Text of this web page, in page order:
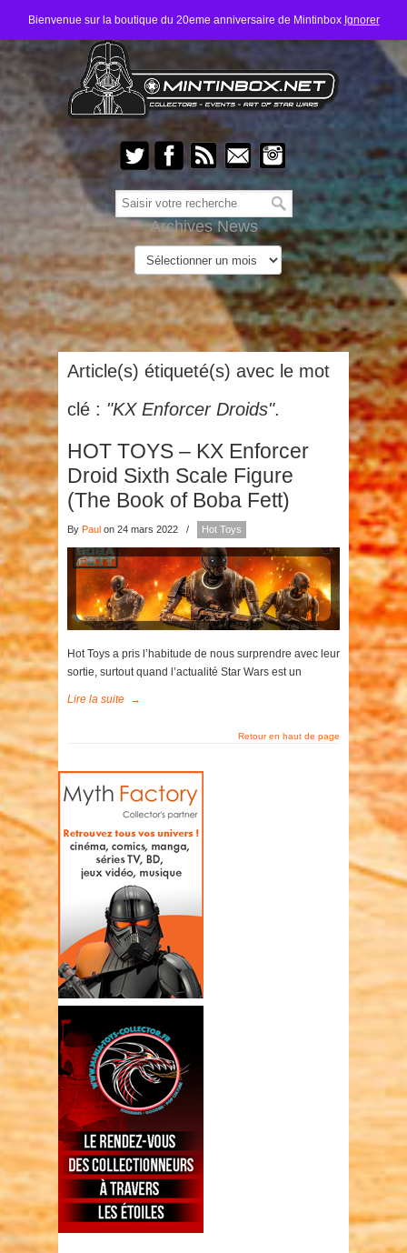
Bienvenue sur la boutique du 20eme anniversaire de Mintinbox Ignorer
Archives News
Article(s) étiqueté(s) avec le mot
clé : "KX Enforcer Droids".
HOT TOYS – KX Enforcer
Droid Sixth Scale Figure
(The Book of Boba Fett)
By Paul on 24 mars 2022 / Hot Toys
Hot Toys a pris l’habitude de nous surprendre avec leur
sortie, surtout quand l’actualité Star Wars est un
Lire la suite →
Retour en haut de page